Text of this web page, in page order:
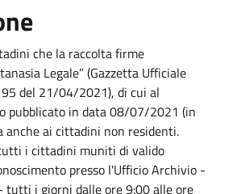
che la raccolta firme
Legale” (Gazzetta Ufficiale
95 del 21/04/2021), di cui al
pubblicato in data 08/07/2021 (in
anche ai cittadini non residenti.
i cittadini muniti di valido
presso l'Ufficio Archivio -
tutti i giorni dalle ore 9:00 alle ore